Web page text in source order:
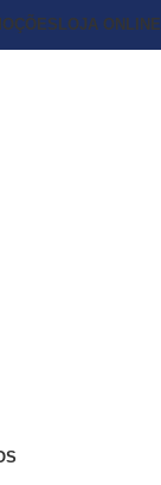
LOJA ONLINE